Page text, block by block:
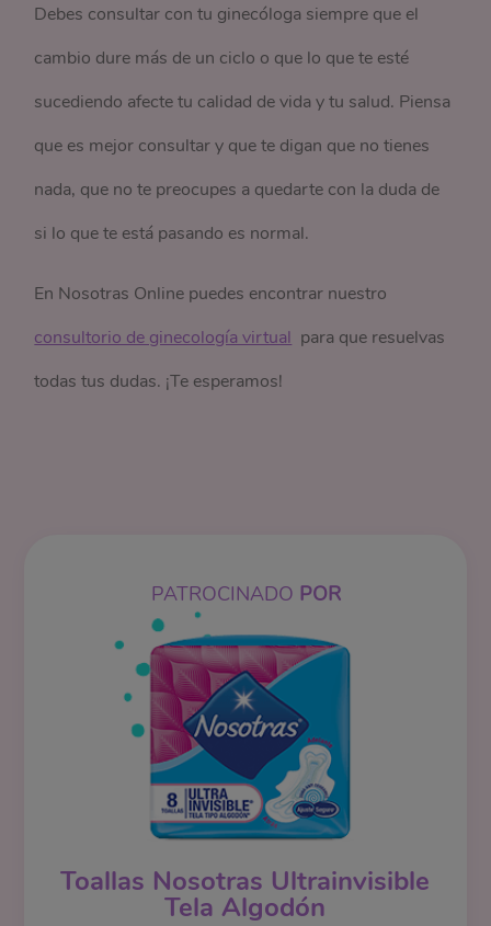
Debes consultar con tu ginecóloga siempre que el
cambio dure más de un ciclo o que lo que te esté
sucediendo afecte tu calidad de vida y tu salud. Piensa
que es mejor consultar y que te digan que no tienes
nada, que no te preocupes a quedarte con la duda de
si lo que te está pasando es normal.
En Nosotras Online puedes encontrar nuestro
consultorio de ginecología virtual para que resuelvas
todas tus dudas. ¡Te esperamos!
PATROCINADO POR
Toallas Nosotras Ultrainvisible
Tela Algodón